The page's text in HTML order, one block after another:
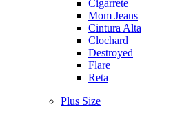
Cigarrete
Mom Jeans
Cintura Alta
Clochard
Destroyed
Flare
Reta
Plus Size